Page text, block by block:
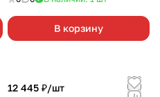
В корзину
12 445 ₽/шт